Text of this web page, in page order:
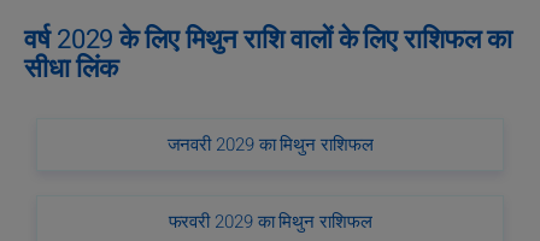
वर्ष 2029 के लिए मिथुन राशि वालों के लिए राशिफल का
सीधा लिंक
जनवरी 2029 का मिथुन राशिफल
फरवरी 2029 का मिथुन राशिफल